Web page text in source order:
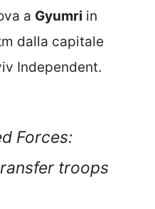
a Gyumri in
dalla capitale
Independent.
Forces:
troops